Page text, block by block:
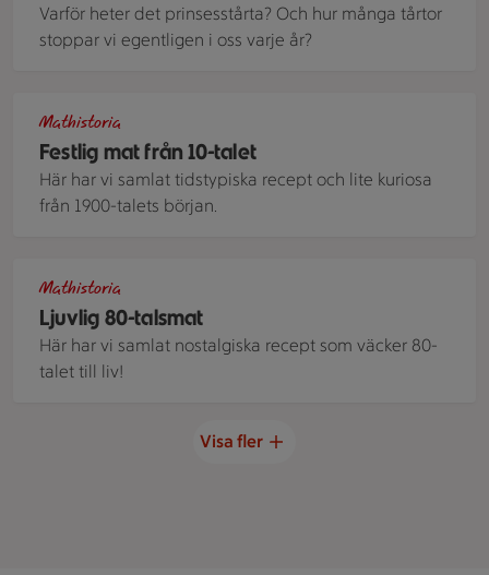
Varför heter det prinsesstårta? Och hur många tårtor
stoppar vi egentligen i oss varje år?
Festlig mat från 10-talet
Mathistoria
Här har vi samlat tidstypiska recept och lite kuriosa
från 1900-talets början.
Ljuvlig 80-talsmat
Mathistoria
Här har vi samlat nostalgiska recept som väcker 80-
talet till liv!
Visa fler